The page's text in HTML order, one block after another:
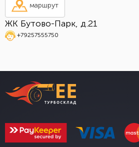
маршрут
ЖК Бутово-Парк, д.21
+79257555750